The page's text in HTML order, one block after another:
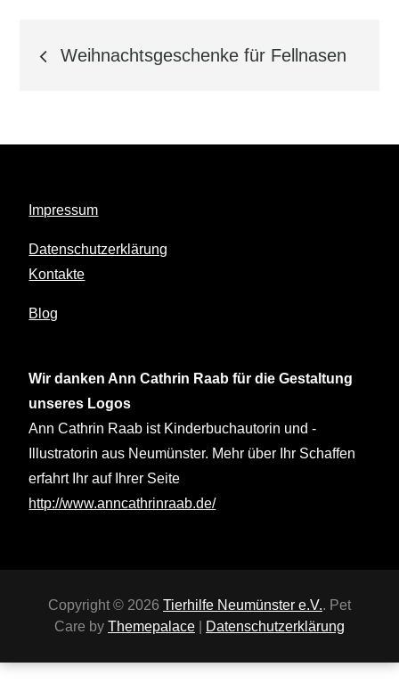
Beitrags-
Weihnachtsgeschenke für Fellnasen
Impressum
Datenschutzerklärung
Kontakte
Blog
Wir danken Ann Cathrin Raab für die Gestaltung
unseres Logos
Ann Cathrin Raab ist Kinderbuchautorin und -
Illustratorin aus Neumünster. Mehr über Ihr Schaffen
erfahrt Ihr auf Ihrer Seite
http://www.anncathrinraab.de/
Copyright © 2026 Tierhilfe Neumünster e.V.. Pet
Care by Themepalace Datenschutzerklärung